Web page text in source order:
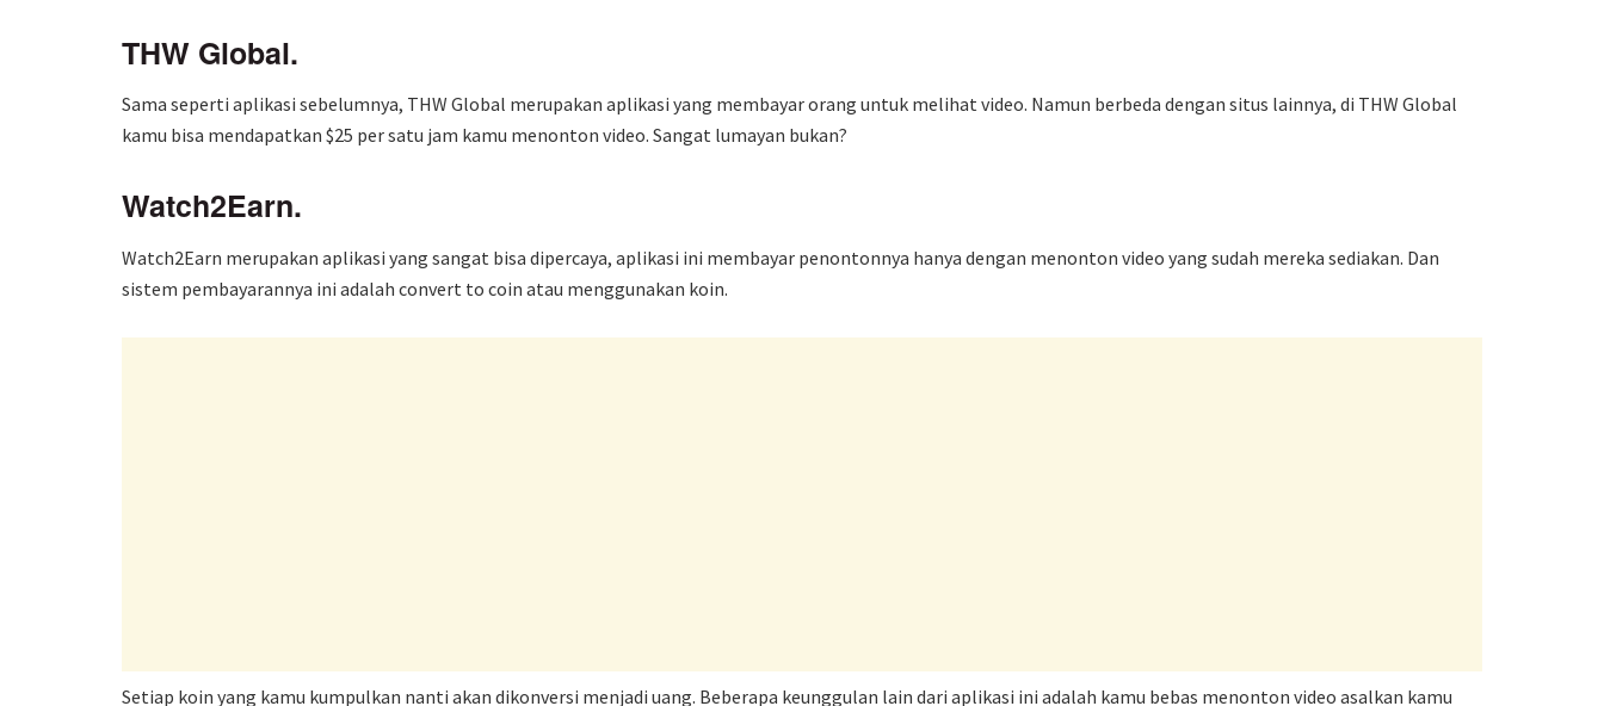
THW Global.
Sama seperti aplikasi sebelumnya, THW Global merupakan aplikasi yang membayar orang untuk melihat video. Namun berbeda dengan situs lainnya, di THW Global
kamu bisa mendapatkan $25 per satu jam kamu menonton video. Sangat lumayan bukan?
Watch2Earn.
Watch2Earn merupakan aplikasi yang sangat bisa dipercaya, aplikasi ini membayar penontonnya hanya dengan menonton video yang sudah mereka sediakan. Dan
sistem pembayarannya ini adalah convert to coin atau menggunakan koin.
Setiap koin yang kamu kumpulkan nanti akan dikonversi menjadi uang. Beberapa keunggulan lain dari aplikasi ini adalah kamu bebas menonton video asalkan kamu